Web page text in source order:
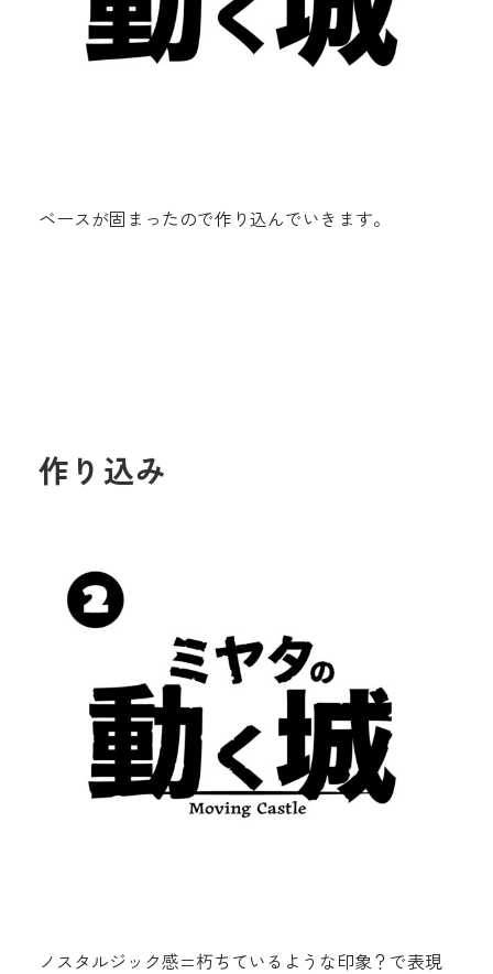
ベースが固まったので作り込んでいきます。
作り込み
ノスタルジック感=朽ちているような印象？で表現